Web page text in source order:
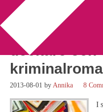
Case study:
skillnaden
deckare och
2013-08-01 by Annika 8
I